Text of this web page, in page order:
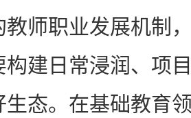
教师职业发展机制
构建日常浸润、项
生态。在基础教育